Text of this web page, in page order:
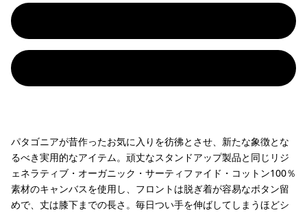
パタゴニアが昔作ったお気に入りを彷彿とさせ、新たな象徴とな
るべき実用的なアイテム。頑丈なスタンドアップ製品と同じリジ
ェネラティブ・オーガニック・サーティファイド・コットン100％
素材のキャンバスを使用し、フロントは脱ぎ着が容易なボタン留
めで、丈は膝下までの長さ。毎日つい手を伸ばしてしまうほどシ